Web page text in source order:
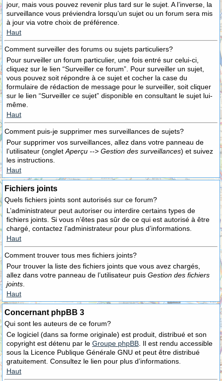
jour, mais vous pouvez revenir plus tard sur le sujet. A l’inverse, la
surveillance vous préviendra lorsqu’un sujet ou un forum sera mis
à jour via votre choix de préférence.
Haut
Comment surveiller des forums ou sujets particuliers?
Pour surveiller un forum particulier, une fois entré sur celui-ci,
cliquez sur le lien “Surveiller ce forum”. Pour surveiller un sujet,
vous pouvez soit répondre à ce sujet et cocher la case du
formulaire de rédaction de message pour le surveiller, soit cliquer
sur le lien “Surveiller ce sujet” disponible en consultant le sujet lui-
même.
Haut
Comment puis-je supprimer mes surveillances de sujets?
Pour supprimer vos surveillances, allez dans votre panneau de
l’utilisateur (onglet Aperçu --> Gestion des surveillances) et suivez
les instructions.
Haut
Fichiers joints
Quels fichiers joints sont autorisés sur ce forum?
L’administrateur peut autoriser ou interdire certains types de
fichiers joints. Si vous n’êtes pas sûr de ce qui est autorisé à être
chargé, contactez l’administrateur pour plus d’informations.
Haut
Comment trouver tous mes fichiers joints?
Pour trouver la liste des fichiers joints que vous avez chargés,
allez dans votre panneau de l’utilisateur puis Gestion des fichiers
joints
Haut
Concernant phpBB 3
Qui sont les auteurs de ce forum?
Ce logiciel (dans sa forme originale) est produit, distribué et son
copyright est détenu par le Groupe phpBB . Il est rendu accessible
sous la Licence Publique Générale GNU et peut être distribué
gratuitement. Consultez le lien pour plus d’informations.
Haut